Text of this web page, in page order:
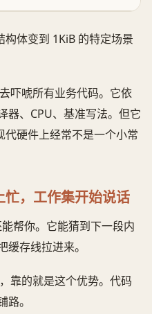
体变到 1KiB 的特定场景
吓唬所有业务代码。它依
器、CPU、基准写法。但它
代硬件上经常不是一个小常
忙，工作集开始说话
帮你。它能猜到下一段内
存线拉进来。
靠的就是这个优势。代码
。